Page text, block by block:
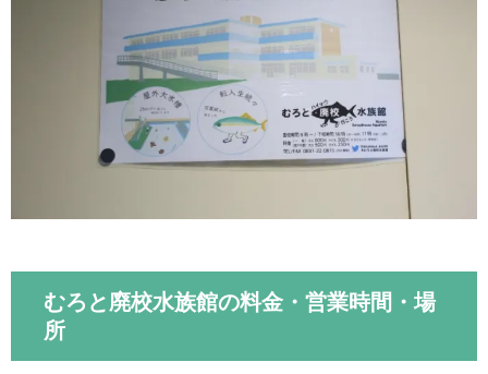
むろと廃校水族館の料金・営業時間・場
所